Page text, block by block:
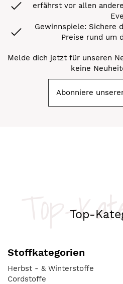
erfährst vor allen
Gewinnspiele: Sichere
Preise rund um
Melde dich jetzt für unseren
keine
Abonniere
Top-
Top-
Stoffkategorien
Herbst - & Winterstoffe
Cordstoffe